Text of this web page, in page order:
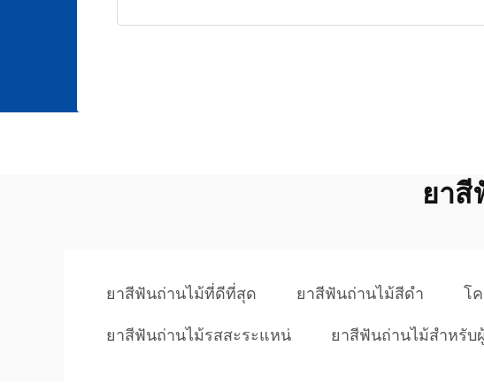
ยาสี
ยาสีฟันถ่านไม้ที่ดีที่สุด ยาสีฟันถ่านไม้สีดำ โ
ยาสีฟันถ่านไม้รสสะระแหน่
ยาสีฟันถ่านไม้สำหรับ